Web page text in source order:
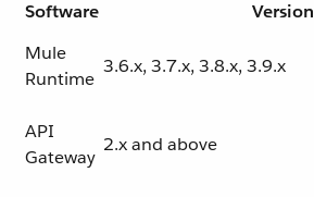
Software
Version
Mule
Runtime
3.6.x, 3.7.x, 3.8.x, 3.9.x
API
Gateway
2.x and above